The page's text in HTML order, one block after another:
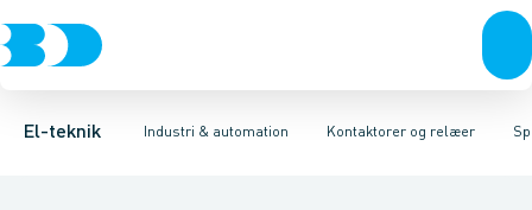
El-teknik Industri & automation
Afbrydere, stikkontakter & lampeudtagForgreningsmateriel
Kontaktorer og relæer
Industristiksystemer Frekvensomformere og softstartere
Elektronisk overstrømsrelæMotorstart kombination